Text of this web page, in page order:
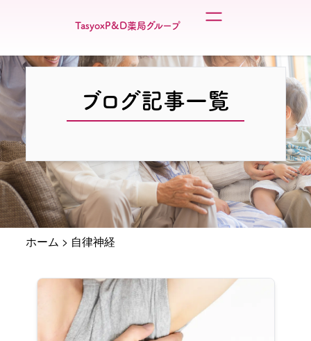
TasyoxP&D薬局グループ
ブログ記事一覧
ホーム > 自律神経